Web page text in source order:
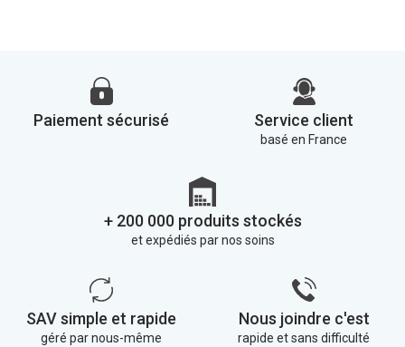
Paiement sécurisé Service client
basé en France
+ 200 000 produits stockés
et expédiés par nos soins
SAV simple et rapide
géré par nous-même
Nous joindre c'est
rapide et sans difficulté